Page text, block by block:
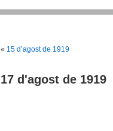
« 15 d’agost de 1919
17 d'agost de 1919